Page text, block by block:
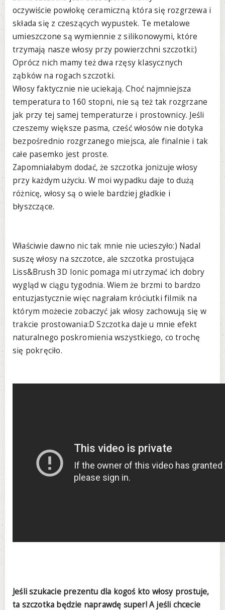
oczywiście powłokę ceramiczną która się rozgrzewa i
składa się z czeszących wypustek. Te metalowe
umieszczone są wymiennie z silikonowymi, które
trzymają nasze włosy przy powierzchni szczotki:)
Oprócz nich mamy też dwa rzęsy klasycznych
ząbków na rogach szczotki.
Włosy faktycznie nie uciekają. Choć najmniejsza
temperatura to 160 stopni, nie są też tak rozgrzane
jak przy tej samej temperaturze i prostownicy. Jeśli
czeszemy większe pasma, cześć włosów nie dotyka
bezpośrednio rozgrzanego miejsca, ale finalnie i tak
całe pasemko jest proste.
Zapomniałabym dodać, że szczotka jonizuje włosy
przy każdym użyciu. W moi wypadku daje to dużą
różnicę, włosy są o wiele bardziej gładkie i
błyszczące.
Właściwie dawno nic tak mnie nie ucieszyło:) Nadal
suszę włosy na szczotce, ale szczotka prostująca
Liss&Brush 3D Ionic pomaga mi utrzymać ich dobry
wygląd w ciągu tygodnia. Wiem że brzmi to bardzo
entuzjastycznie więc nagrałam króciutki filmik na
którym możecie zobaczyć jak włosy zachowują się w
trakcie prostowania:D Szczotka daje u mnie efekt
naturalnego poskromienia wszystkiego, co trochę
się pokręciło.
Jeśli szukacie prezentu dla kogoś kto włosy prostuje,
ta szczotka będzie naprawdę super! A jeśli chcecie